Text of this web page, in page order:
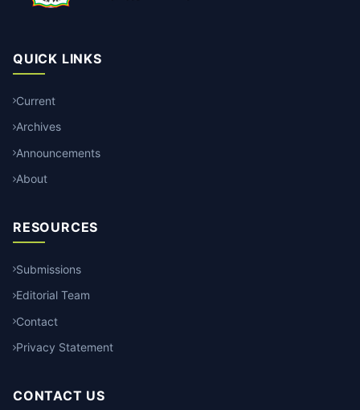
QUICK LINKS
Current
Archives
Announcements
About
RESOURCES
Submissions
Editorial Team
Contact
Privacy Statement
CONTACT US